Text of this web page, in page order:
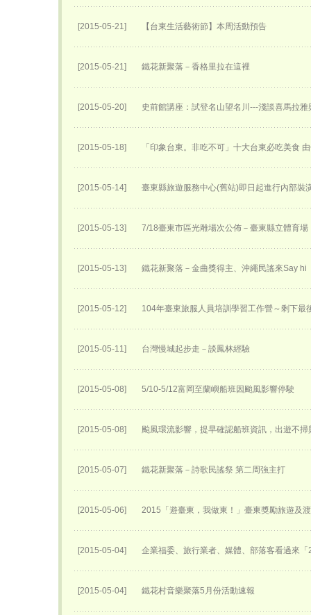
[2015-05-21] 【台東生活藝術節】本周活動預告
[2015-05-21] 鐵花新聚落－香格里拉在這裡
[2015-05-20] 史前館講座：試登名山望名川---淺談喜馬拉雅
[2015-05-18] 「印象台東。非吃不可」十大台東必吃美食
[2015-05-14] 臺東縣旅遊服務中心(舊站)即日起進行內部裝
[2015-05-13] 7/18臺東市區光雕場次公佈－臺東縣立體育場
[2015-05-13] 鐵花新聚落－金曲獎得主、沖繩民謠來Say hi
[2015-05-12] 104年臺東旅服人員培訓學習工作營～剩下最
[2015-05-11] 台灣慢城起步走－談鳳林經驗
[2015-05-08] 5/10-5/12富岡至蘭嶼船班因颱風影響停駛
[2015-05-08] 颱風環流影響，提早確認船班資訊，出遊不掃
[2015-05-07] 鐵花新聚落－詩歌民謠祭 第二周強主打
[2015-05-06] 2015「遊臺東，我做東！」臺東獎勵旅遊及
[2015-05-04] 企業福委、旅行業者、媒體、部落客看過來
[2015-05-04] 鐵花村音樂聚落5月份活動速報